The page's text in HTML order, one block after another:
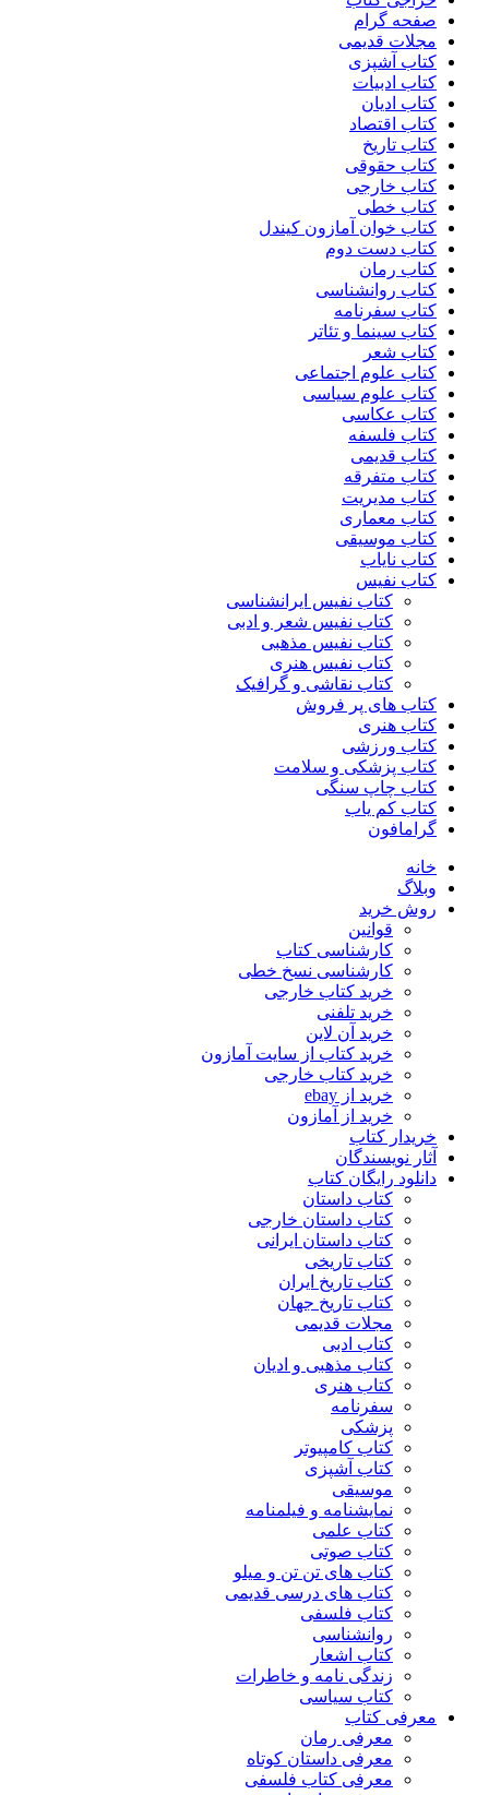
صفحه گرام
مجلات قدیمی
کتاب آشپزی
کتاب ادبیات
کتاب ادیان
کتاب اقتصاد
کتاب تاریخ
کتاب حقوقی
کتاب خارجی
کتاب خطی
کتاب خوان آمازون کیندل
کتاب دست دوم
کتاب رمان
کتاب روانشناسی
کتاب سفرنامه
کتاب سینما و تئاتر
کتاب شعر
کتاب علوم اجتماعی
کتاب علوم سیاسی
کتاب عکاسی
کتاب فلسفه
کتاب قدیمی
کتاب متفرقه
کتاب مدیریت
کتاب معماری
کتاب موسیقی
کتاب نایاب
کتاب نفیس
کتاب نفیس ایرانشناسی
کتاب نفیس شعر و ادبی
کتاب نفیس مذهبی
کتاب نفیس هنری
کتاب نقاشی و گرافیک
کتاب های پر فروش
کتاب هنری
کتاب ورزشی
کتاب پزشکی و سلامت
کتاب چاپ سنگی
کتاب کم یاب
گرامافون
خانه
وبلاگ
روش خرید
قوانین
کارشناسی کتاب
کارشناسی نسخ خطی
خرید کتاب خارجی
خرید تلفنی
خرید آن لاین
خرید کتاب از سایت آمازون
خرید کتاب خارجی
خرید از ebay
خرید از آمازون
خریدار کتاب
آثار نویسندگان
دانلود رایگان کتاب
کتاب داستان
کتاب داستان خارجی
کتاب داستان ایرانی
کتاب تاریخی
کتاب تاریخ ایران
کتاب تاریخ جهان
مجلات قدیمی
کتاب ادبی
کتاب مذهبی و ادیان
کتاب هنری
سفرنامه
پزشکی
کتاب کامپیوتر
کتاب آشپزی
موسیقی
نمایشنامه و فیلمنامه
کتاب علمی
کتاب صوتی
کتاب های تن تن و میلو
کتاب های درسی قدیمی
کتاب فلسفی
روانشناسی
کتاب اشعار
زندگی نامه و خاطرات
کتاب سیاسی
معرفی کتاب
معرفی رمان
معرفی داستان کوتاه
معرفی کتاب فلسفی